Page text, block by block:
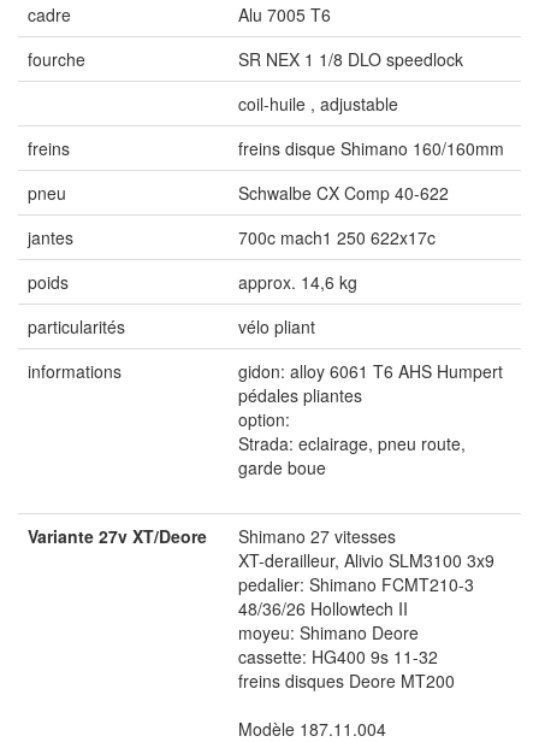
cadre
Alu 7005 T6
fourche
SR NEX 1 1/8 DLO speedlock
coil-huile , adjustable
freins
freins disque Shimano 160/160mm
pneu
Schwalbe CX Comp 40-622
jantes
700c mach1 250 622x17c
poids
approx. 14,6 kg
particularités
vélo pliant
informations
gidon: alloy 6061 T6 AHS Humpert
pédales pliantes
option:
Strada: eclairage, pneu route,
garde boue
Variante 27v XT/Deore
Shimano 27 vitesses
XT-derailleur, Alivio SLM3100 3x9
pedalier: Shimano FCMT210-3
48/36/26 Hollowtech II
moyeu: Shimano Deore
cassette: HG400 9s 11-32
freins disques Deore MT200
Modèle 187.11.004